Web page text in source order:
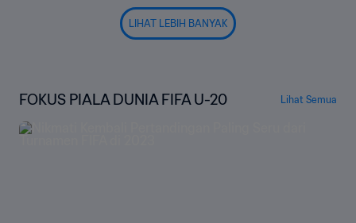
LIHAT LEBIH BANYAK
FOKUS PIALA DUNIA FIFA U-20 Lihat Semua